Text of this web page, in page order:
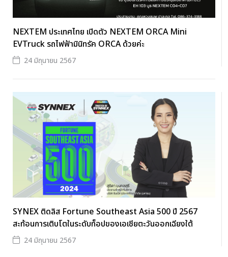
NEXTEM ประเทศไทย เปิดตัว NEXTEM ORCA Mini
EVTruck รถไฟฟ้ามินิทรัค ORCA ด้วยค่ะ
24 มิถุนายน 2567
SYNEX ติดลิส Fortune Southeast Asia 500 ปี 2567
สะท้อนการเติบโตในระดับท็อปของเอเชียตะวันออกเฉียงใต้
24 มิถุนายน 2567